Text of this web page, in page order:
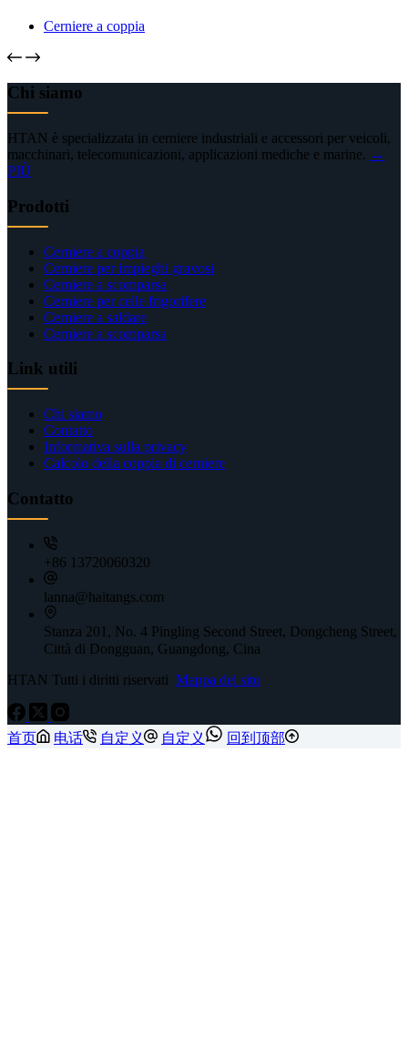
Cerniere a coppia
Chi siamo
HTAN è specializzata in cerniere industriali e accessori per veicoli,
macchinari, telecomunicazioni, applicazioni mediche e marine. →
PIÙ
Prodotti
Cerniere a coppia
Cerniere per impieghi gravosi
Cerniere a scomparsa
Cerniere per celle frigorifere
Cerniere a saldare
Cerniere a scomparsa
Link utili
Chi siamo
Contatto
Informativa sulla privacy
Calcolo della coppia di cerniere
Contatto
+86 13720060320
lanna@haitangs.com
Stanza 201, No. 4 Pingling Second Street, Dongcheng Street,
Città di Dongguan, Guangdong, Cina
HTAN Tutti i diritti riservati Mappa del sito
首页 电话 自定义 自定义 回到顶部